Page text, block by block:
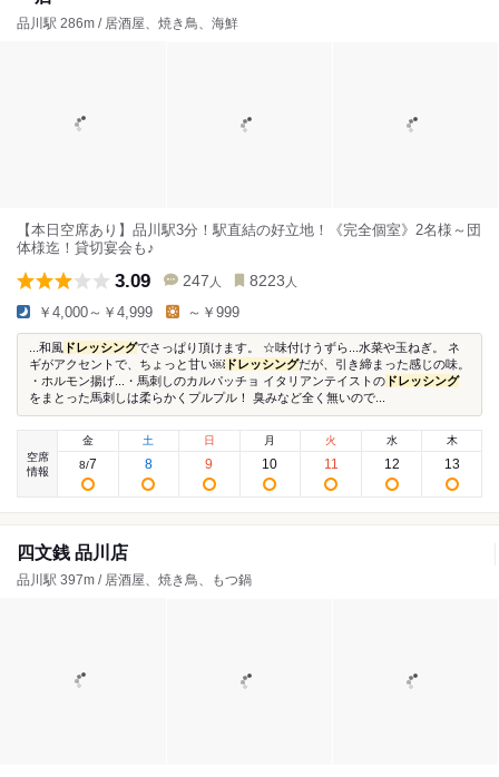
品川駅 286m / 居酒屋、焼き鳥、海鮮
【本日空席あり】品川駅3分！駅直結の好立地！《完全個室》2名様～団
体様迄！貸切宴会も♪
3.09 247 人 8223 人
￥4,000～￥4,999 ～￥999
...和風 ドレッシングでさっぱり頂けます。 ☆味付けうずら...水菜や玉ねぎ。 ネ
ギがアクセントで、ちょっと甘い￼ ドレッシングだが、引き締まった感じの味。
・ホルモン揚げ...・馬刺しのカルパッチョ イタリアンテイストの ドレッシング
をまとった馬刺しは柔らかくプルプル！ 臭みなど全く無いので...
空席
情報
金
8/7
土
8
日
9
月
10
火
11
水
12
木
13
四文銭 品川店
品川駅 397m / 居酒屋、焼き鳥、もつ鍋